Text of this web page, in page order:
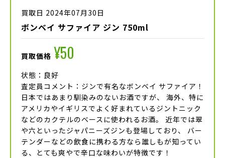
買取日 2024年07月30日
ボンベイ サファイア ジン 750ml
買取価格 ¥50
状態：良好
査定員コメント：ジンで有名なボンベイ サファイア！
日本ではあまり馴染みのないお酒ですが、 海外、特に
アメリカやイギリスでよく好まれているジントニック
などのカクテルのベースに使われるお酒。 近年では翠
や六といったジャパニーズジンも登場しており、 バー
テンダーなどの飲食に携わる方なら誰しもが知ってい
る、とても爽やで辛口な味わいが特徴です！